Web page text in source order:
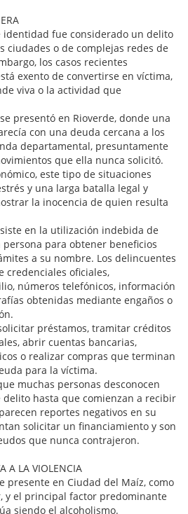
identidad fue considerado un delito
ciudades o de complejas redes de
los casos recientes
exento de convertirse en víctima,
viva o la actividad que
presentó en Rioverde, donde una
con una deuda cercana a los
departamental, presuntamente
que ella nunca solicitó.
este tipo de situaciones
y una larga batalla legal y
la inocencia de quien resulta
en la utilización indebida de
para obtener beneficios
a su nombre. Los delincuentes
credenciales oficiales,
números telefónicos, información
obtenidas mediante engaños o
préstamos, tramitar créditos
abrir cuentas bancarias,
o realizar compras que terminan
para la víctima.
muchas personas desconocen
hasta que comienzan a recibir
reportes negativos en su
solicitar un financiamiento y son
que nunca contrajeron.
A LA VIOLENCIA
presente en Ciudad del Maíz, como
y el principal factor predominante
siendo el alcoholismo.